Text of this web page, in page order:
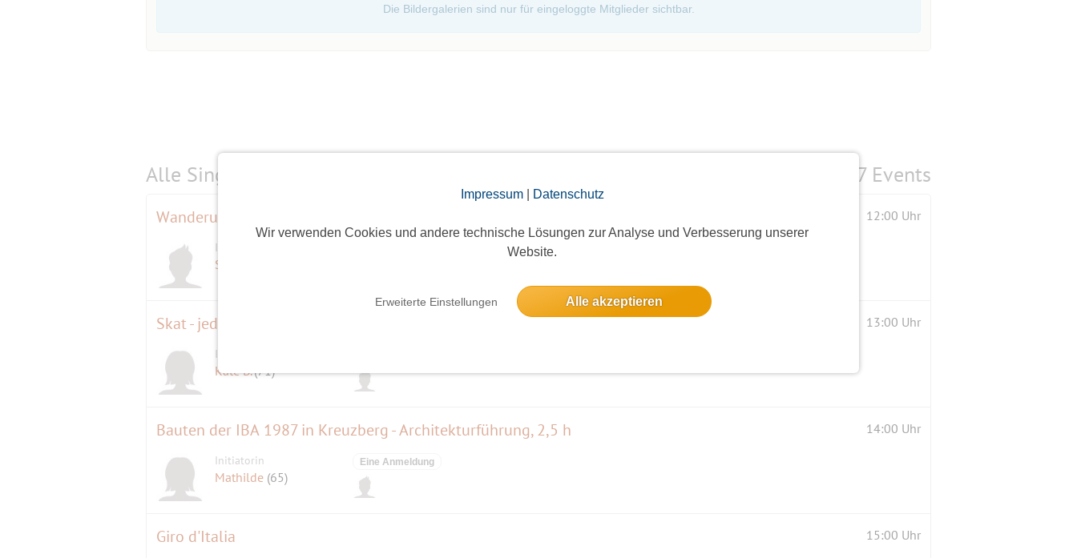
Impressum| Datenschutz
Wir verwenden Cookies und andere technische Lösungen zur Analyse und Verbesserung unserer
Website.
Erweiterte Einstellungen Alle akzeptieren
Die Bildergalerien sind nur für eingeloggte Mitglieder sichtbar.
Alle Single-Events am 7 Events
12:00 Uhr
Initiator
Sealine
Skat - jeden Sonntag in Schöneberg 13:00 Uhr
Initiatorin
Kate B.(71)
Bauten der IBA 1987 in Kreuzberg - Architekturführung, 2,5 h 14:00 Uhr
Initiatorin
Mathilde (65)
Eine Anmeldung
Giro d'Italia 15:00 Uhr